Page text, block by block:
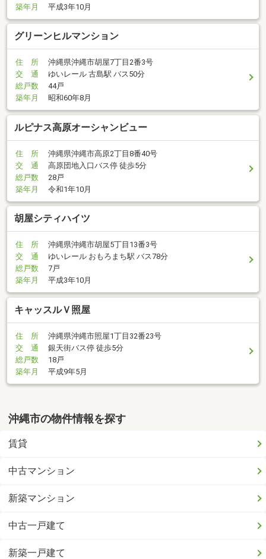
築年月
平成3年10月
グリーンヒルマンション
住 所
沖縄県沖縄市胡屋7丁目2番3号
交 通
ゆいレール 古島駅 バス50分
総戸数
44戸
築年月
昭和60年8月
ルピナス高原オーシャンビュー
住 所
沖縄県沖縄市高原2丁目8番40号
交 通
高原団地入口バス停 徒歩5分
総戸数
28戸
築年月
令和1年10月
胡屋シティハイツ
住 所
沖縄県沖縄市胡屋5丁目13番3号
交 通
ゆいレール おもろまち駅 バス78分
総戸数
7戸
築年月
平成3年10月
キャッスルＶ照屋
住 所
沖縄県沖縄市照屋1丁目32番23号
交 通
銀天街バス停 徒歩5分
総戸数
18戸
築年月
平成9年5月
沖縄市の物件情報を探す
賃貸
中古マンション
新築マンション
中古一戸建て
新築一戸建て